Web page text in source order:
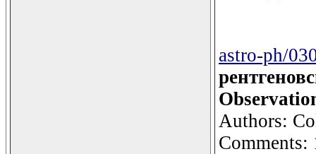
astro-ph/
Authors:
Comments: